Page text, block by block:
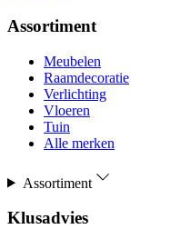
Assortiment
Meubelen
Raamdecoratie
Verlichting
Vloeren
Tuin
Alle merken
Assortiment
Klusadvies